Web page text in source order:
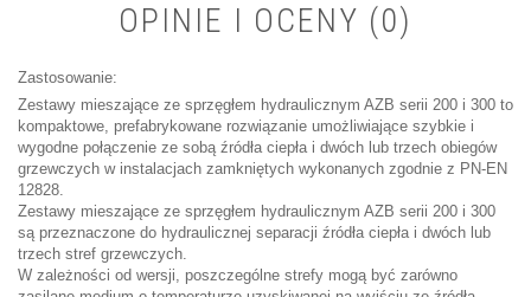
OPINIE I OCENY (0)
Zastosowanie:
Zestawy mieszające ze sprzęgłem hydraulicznym AZB serii 200 i 300 to
kompaktowe, prefabrykowane rozwiązanie umożliwiające szybkie i
wygodne połączenie ze sobą źródła ciepła i dwóch lub trzech obiegów
grzewczych w instalacjach zamkniętych wykonanych zgodnie z PN-EN
12828.
Zestawy mieszające ze sprzęgłem hydraulicznym AZB serii 200 i 300
są przeznaczone do hydraulicznej separacji źródła ciepła i dwóch lub
trzech stref grzewczych.
W zależności od wersji, poszczególne strefy mogą być zarówno